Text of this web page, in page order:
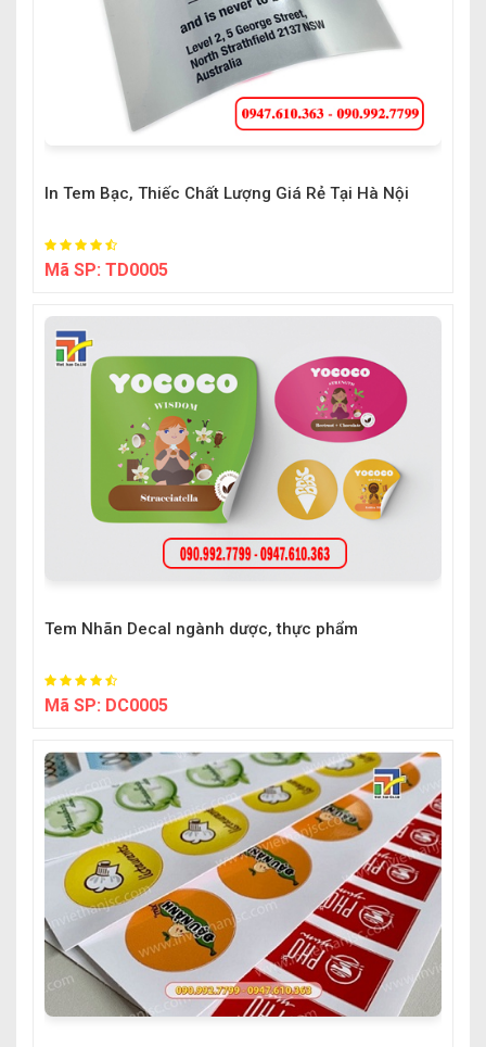
In Tem Bạc, Thiếc Chất Lượng Giá Rẻ Tại Hà Nội
Mã SP: TD0005
Tem Nhãn Decal ngành dược, thực phẩm
Mã SP: DC0005